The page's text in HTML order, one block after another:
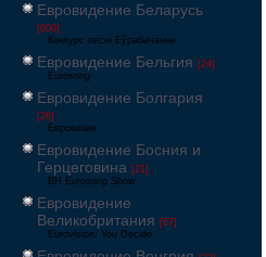
Евровидение Беларусь
[600]
Конкурс песні Еўрабачанне
Евровидение Бельгия [24]
Eurosong
Евровидение Болгария
[26]
Евровизия
Евровидение Босния и
Герцеговина [21]
BH Eurosong Show
Евровидение
Великобритания [67]
Eurovision: You Decide